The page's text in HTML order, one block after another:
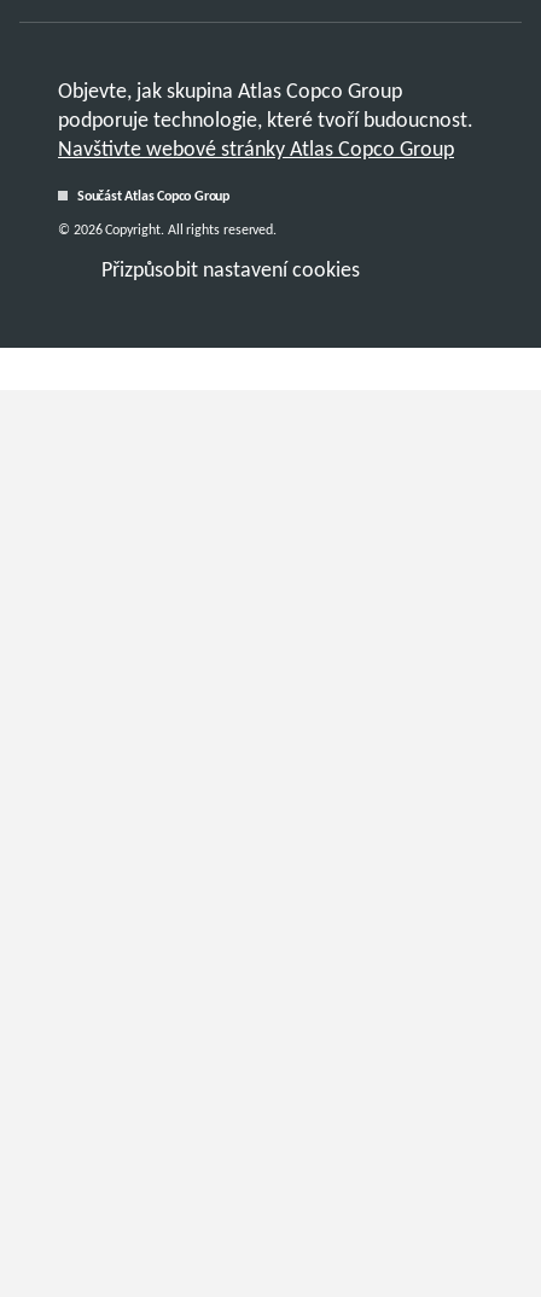
Objevte, jak skupina Atlas Copco Group
podporuje technologie, které tvoří budoucnost.
Navštivte webové stránky Atlas Copco Group
Součást Atlas Copco Group
Přizpůsobit nastavení cookies
© 2026 Copyright. All rights reserved.